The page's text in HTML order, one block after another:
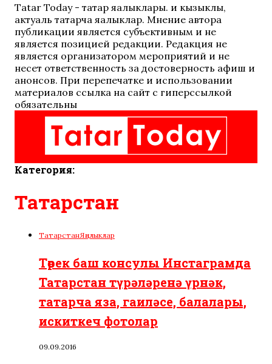
Tatar Today - татар яңалыклары. иң кызыклы,
актуаль татарча яңалыклар. Мнение автора
публикации является субъективным и не
является позицией редакции. Редакция не
является организатором мероприятий и не
несет ответственность за достоверность афиш и
анонсов. При перепечатке и использовании
материалов ссылка на сайт с гиперссылкой
обязательны
Категория:
Татарстан
ТатарстанЯңалыклар
Төрек баш консулы Инстаграмда
Татарстан түрәләренә үрнәк,
татарча яза, гаиләсе, балалары,
искиткеч фотолар
09.09.2016